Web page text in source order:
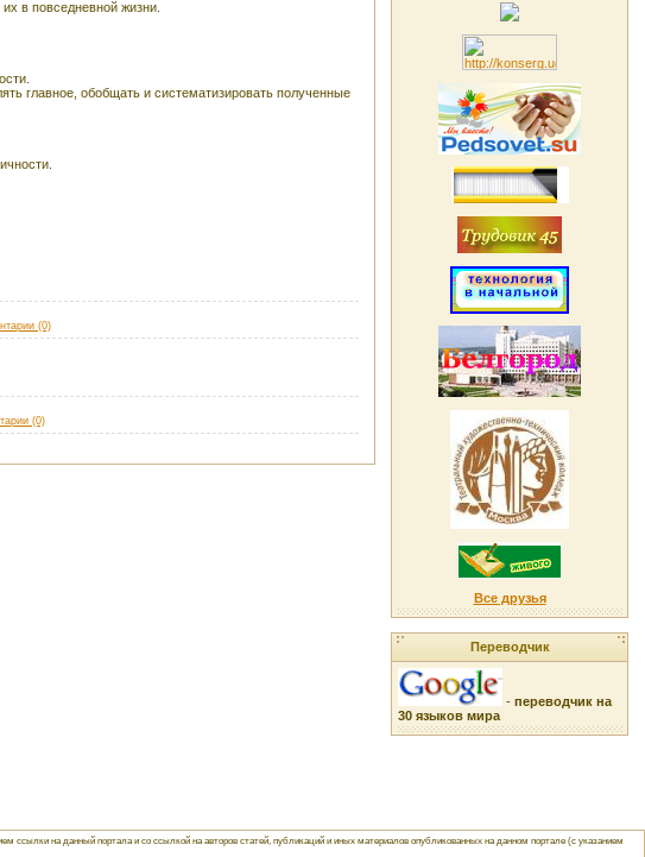
в повседневной жизни.
главное, обобщать и систематизировать полученные
(0)
(0)
Все друзья
Переводчик
- переводчик на
30 языков мира
на данный портала и со ссылкой на авторов статей, публикаций и иных материалов опубликованных на данном портале (с указанием